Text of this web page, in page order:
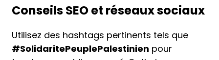
Conseils SEO et réseaux sociaux
Utilisez des hashtags pertinents tels que
#SolidaritePeuplePalestinien pour